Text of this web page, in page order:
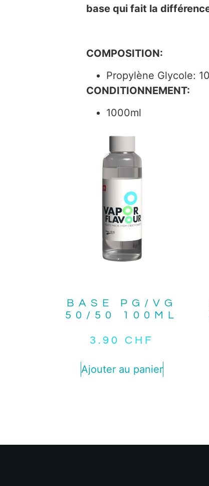
base qui fait la
COMPOSITION:
Propylène Glycole:
CONDITIONNEMENT:
1000ml
BASE PG/VG
50/50 100ML
3.90 CHF
Ajouter au panier